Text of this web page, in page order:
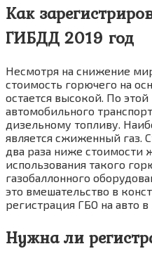
Как
ГИБДД 2019 год
Несмотря на снижение
стоимость горючего на
остается высокой. По
автомобильного
дизельному топливу.
является сжиженный газ.
два раза ниже стоимости
использования такого
газобаллонного
это вмешательство в
регистрация ГБО на авто
Нужна ли